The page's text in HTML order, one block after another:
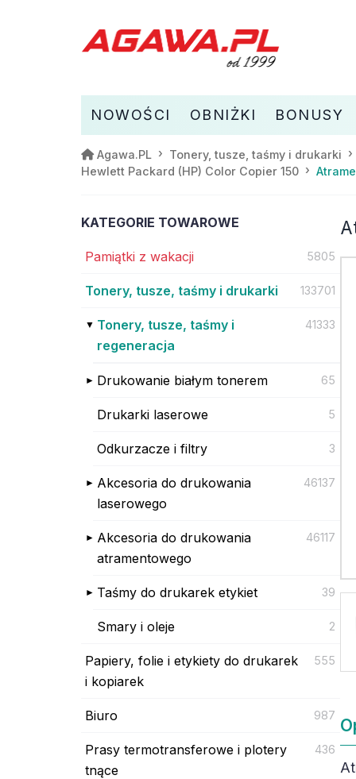
NOWOŚCI OBNIŻKI BONUSY
Agawa.PL Tonery, tusze, taśmy i drukarki
Hewlett Packard (HP) Color Copier 150
KATEGORIE TOWAROWE
Pamiątki z wakacji 5805
Tonery, tusze, taśmy i drukarki 133701
Tonery, tusze, taśmy i
regeneracja
41333
Drukowanie białym tonerem 65
Drukarki laserowe 5
Odkurzacze i filtry 3
Akcesoria do drukowania
laserowego
46137
Akcesoria do drukowania
atramentowego
46117
Taśmy do drukarek etykiet 39
Smary i oleje 2
Papiery, folie i etykiety do drukarek
i kopiarek
555
Biuro 987
Prasy termotransferowe i plotery
tnące
436